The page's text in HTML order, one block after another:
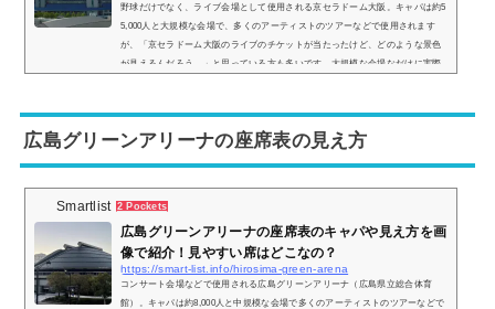
野球だけでなく、ライブ会場として使用される京セラドーム大阪。キャパは約5
5,000人と大規模な会場で、多くのアーティストのツアーなどで使用されます
が、「京セラドーム大阪のライブのチケットが当たったけど、どのような景色
が見えるんだろう…」と思っている方も多いです。大規模な会場なだけに実際
下の通りとなります。引用：京セラドーム大阪公式HPちなみに京セラドーム大
阪の公式...
広島グリーンアリーナの座席表の見え方
Smartlist 2 Pockets
広島グリーンアリーナの座席表のキャパや見え方を画
像で紹介！見やすい席はどこなの？
https://smart-list.info/hirosima-green-arena
コンサート会場などで使用される広島グリーンアリーナ（広島県立総合体育
館）。キャパは約8,000人と中規模な会場で多くのアーティストのツアーなどで